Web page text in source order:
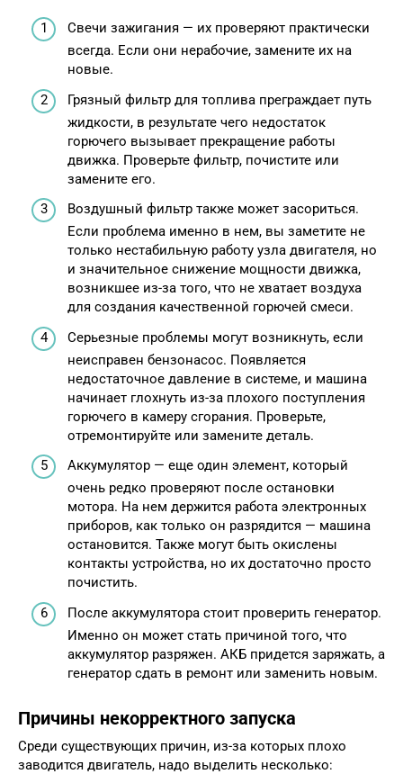
Свечи зажигания — их проверяют практически
всегда. Если они нерабочие, замените их на
новые.
Грязный фильтр для топлива преграждает путь
жидкости, в результате чего недостаток
горючего вызывает прекращение работы
движка. Проверьте фильтр, почистите или
замените его.
Воздушный фильтр также может засориться.
Если проблема именно в нем, вы заметите не
только нестабильную работу узла двигателя, но
и значительное снижение мощности движка,
возникшее из-за того, что не хватает воздуха
для создания качественной горючей смеси.
Серьезные проблемы могут возникнуть, если
неисправен бензонасос. Появляется
недостаточное давление в системе, и машина
начинает глохнуть из-за плохого поступления
горючего в камеру сгорания. Проверьте,
отремонтируйте или замените деталь.
Аккумулятор — еще один элемент, который
очень редко проверяют после остановки
мотора. На нем держится работа электронных
приборов, как только он разрядится — машина
остановится. Также могут быть окислены
контакты устройства, но их достаточно просто
почистить.
После аккумулятора стоит проверить генератор.
Именно он может стать причиной того, что
аккумулятор разряжен. АКБ придется заряжать, а
генератор сдать в ремонт или заменить новым.
Причины некорректного запуска
Среди существующих причин, из-за которых плохо
заводится двигатель, надо выделить несколько: